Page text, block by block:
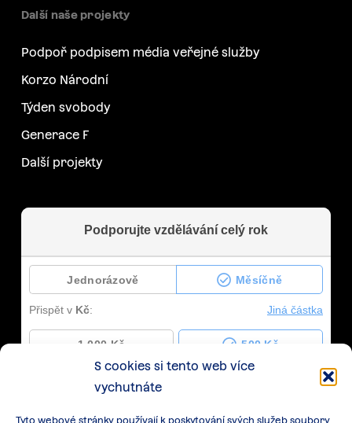
S cookies si tento web více
vychutnáte
Tyto webové stránky používají k poskytování svých služeb soubory
Další naše projekty
Podpoř podpisem média veřejné služby
Korzo Národní
Týden svobody
Generace F
Další projekty